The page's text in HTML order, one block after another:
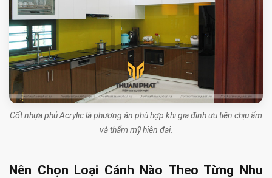
Cốt nhựa phủ Acrylic là phương án phù hợp khi gia đình ưu tiên chịu ẩm
và thẩm mỹ hiện đại.
Nên Chọn Loại Cánh Nào Theo Từng Nhu